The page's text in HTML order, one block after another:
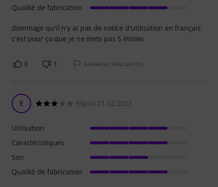
dommage qu'il n'y ai pas de notice d'utilisation en français
c'est pour ça que je ne mets pas 5 étoiles
Qualité de fabrication
0 1 SIGNALER L'ÉVALUATION
E Elgota 21.02.2023
Utilisation
Caractéristiques
Son
Qualité de fabrication